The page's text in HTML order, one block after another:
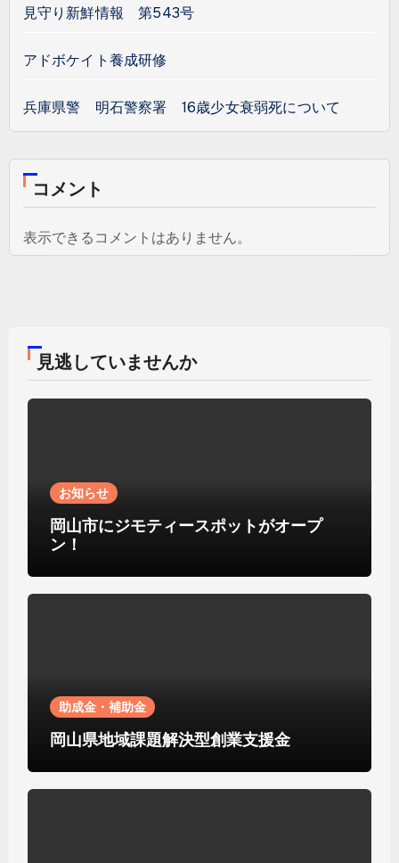
見守り新鮮情報 第543号
アドボケイト養成研修
兵庫県警 明石警察署 16歳少女衰弱死について
コメント
表示できるコメントはありません。
見逃していませんか
お知らせ
岡山市にジモティースポットがオープ
ン！
助成金・補助金
岡山県地域課題解決型創業支援金